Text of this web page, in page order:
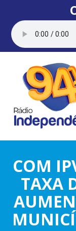
COM
TAXA